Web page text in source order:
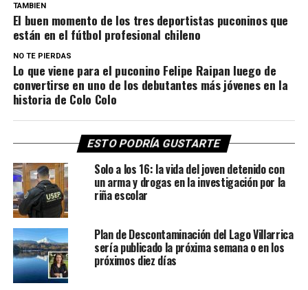
TAMBIEN
El buen momento de los tres deportistas puconinos que
están en el fútbol profesional chileno
NO TE PIERDAS
Lo que viene para el puconino Felipe Raipan luego de
convertirse en uno de los debutantes más jóvenes en la
historia de Colo Colo
ESTO PODRÍA GUSTARTE
Solo a los 16: la vida del joven detenido con
un arma y drogas en la investigación por la
riña escolar
Plan de Descontaminación del Lago Villarrica
sería publicado la próxima semana o en los
próximos diez días